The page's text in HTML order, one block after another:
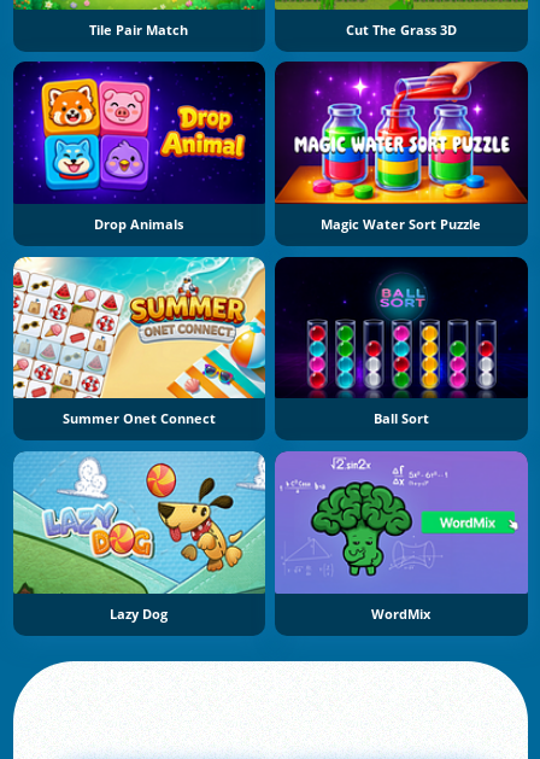
Tile Pair Match Cut The Grass 3D
Drop Animals Magic Water Sort Puzzle
Summer Onet Connect Ball Sort
Lazy Dog WordMix